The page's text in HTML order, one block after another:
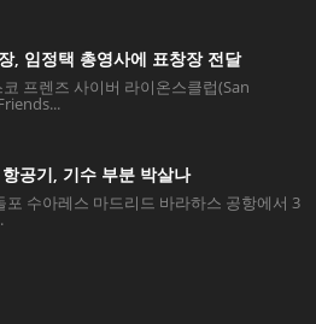
, 임정택 총영사에 표창장 전달
프렌즈 사이버 라이온스클럽(San
공기, 기수 부분 박살나
포 수아레스 마드리드 바라하스 공항에서 3